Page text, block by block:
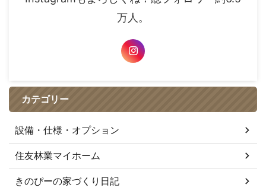
万人。
カテゴリー
設備・仕様・オプション
住友林業マイホーム
きのぴーの家づくり日記